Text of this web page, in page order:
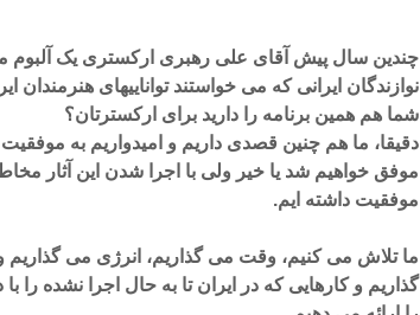
چندین سال پیش آقای علی رهبری ارکستری یک آلبوم
نوازندگان ایرانی که می خواستند تواناییهای هنرمندان
شما هم همین برنامه را دارید برای ارکسترتان؟
دقیقا، ما هم چنین قصدی داریم و امیدواریم به موفقیت
موفق خواهیم شد یا خیر ولی با اجرا شدن این آثار
موفقیت داشته ایم.
ما تلاش می کنیم، وقت می گذاریم، انرژی می
گذاریم و کارهایی که در ایران تا به حال اجرا نشده را